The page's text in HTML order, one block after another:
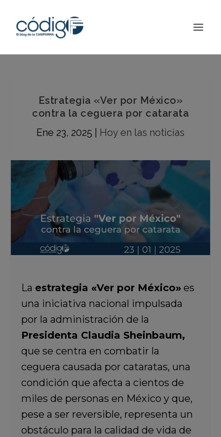
Estrategia «Ver por México»
contra la ceguera por catarata
Ene 23, 2025
Hoy en las noticias
La estrategia «Ver por México»es
una iniciativa nacional impulsada
por la administración de la
Presidenta Claudia Sheinbaum,
que se centra en combatir la
ceguera causada por cataratas, una
condición que afecta a cientos de
miles de personas en México y que,
pese a ser reversible, representa un
obstáculo para la calidad de vida de